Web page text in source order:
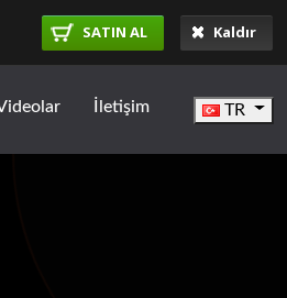
SATIN AL Kaldır